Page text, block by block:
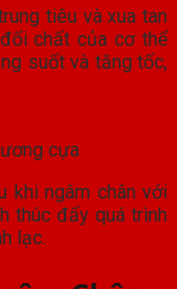
tiêu và xua tan
chất của cơ thể
suốt và tăng tốc,
cựa
khi ngâm chân với
thúc đẩy quá trình
lạc.